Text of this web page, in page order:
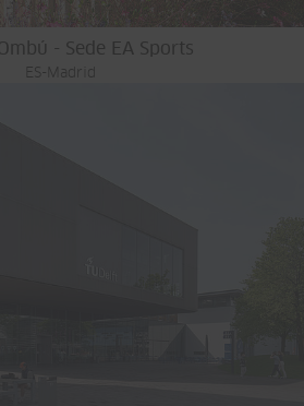
- Sede EA Sports
ES-Madrid